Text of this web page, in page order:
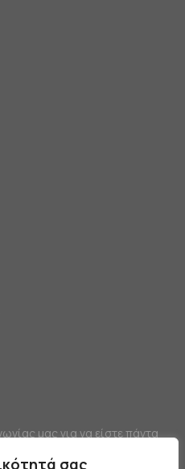
σας
μας για να είστε πάντα